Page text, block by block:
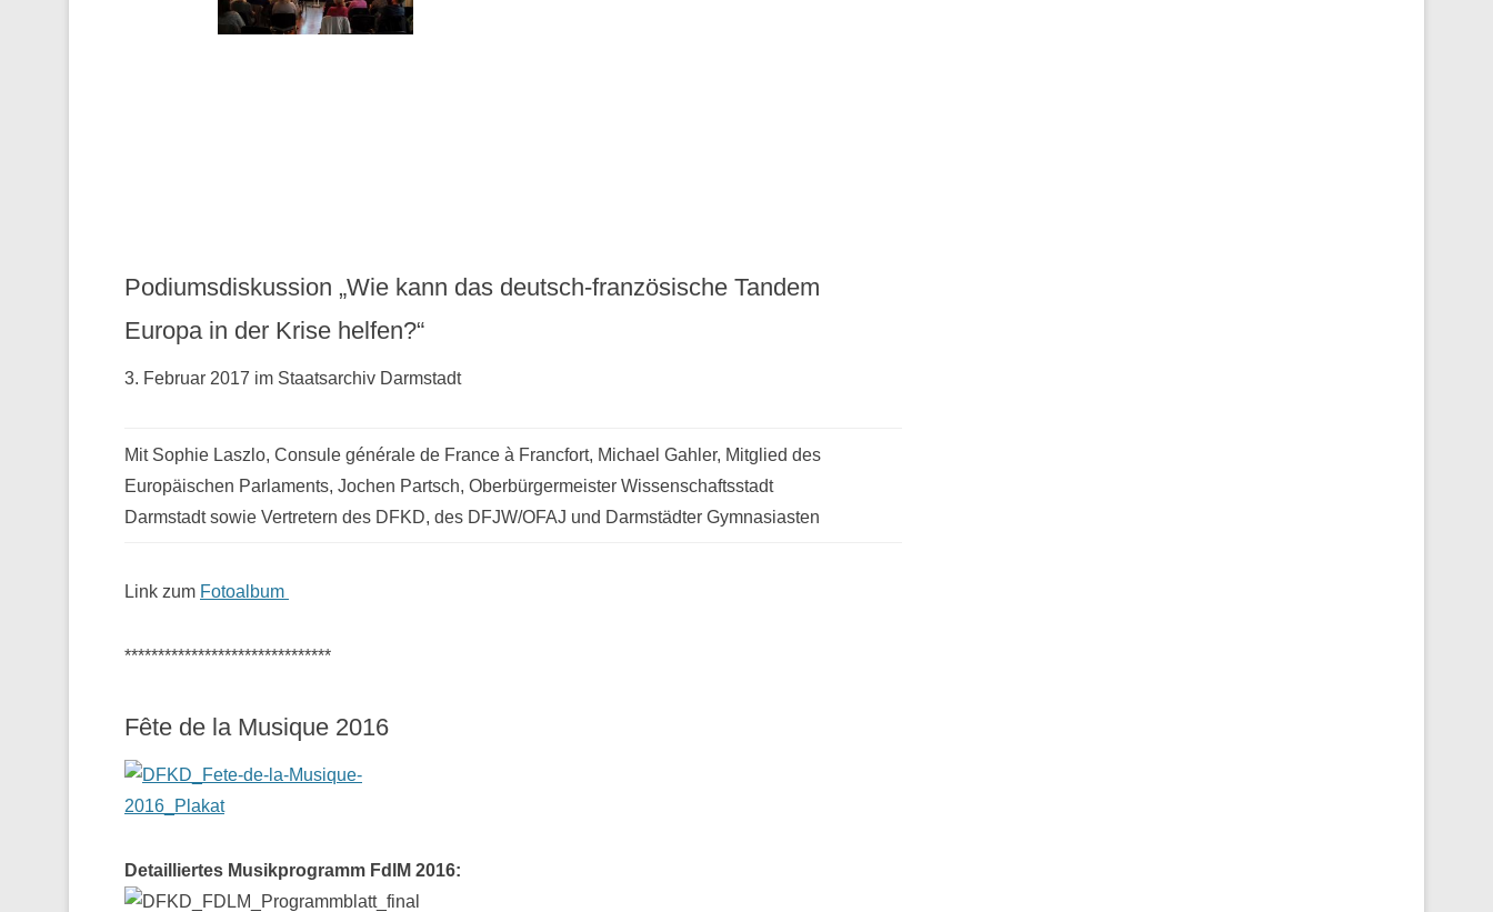
Podiumsdiskussion „Wie kann das deutsch-französische Tandem
Europa in der Krise helfen?“
3. Februar 2017 im Staatsarchiv Darmstadt
Mit Sophie Laszlo, Consule générale de France à Francfort, Michael Gahler, Mitglied des
Europäischen Parlaments, Jochen Partsch, Oberbürgermeister Wissenschaftsstadt
Darmstadt sowie Vertretern des DFKD, des DFJW/OFAJ und Darmstädter Gymnasiasten
Link zum Fotoalbum
*******************************
Fête de la Musique 2016
Detailliertes Musikprogramm FdlM 2016: